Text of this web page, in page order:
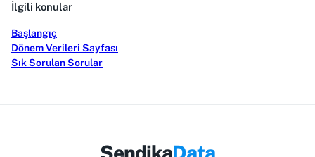
İlgili konular
Başlangıç
Dönem Verileri Sayfası
Sık Sorulan Sorular